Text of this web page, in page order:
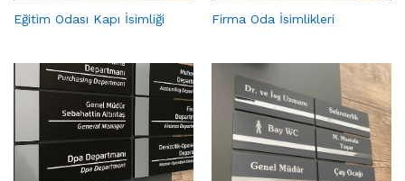
Eğitim Odası Kapı İsimliği Firma Oda İsimlikleri